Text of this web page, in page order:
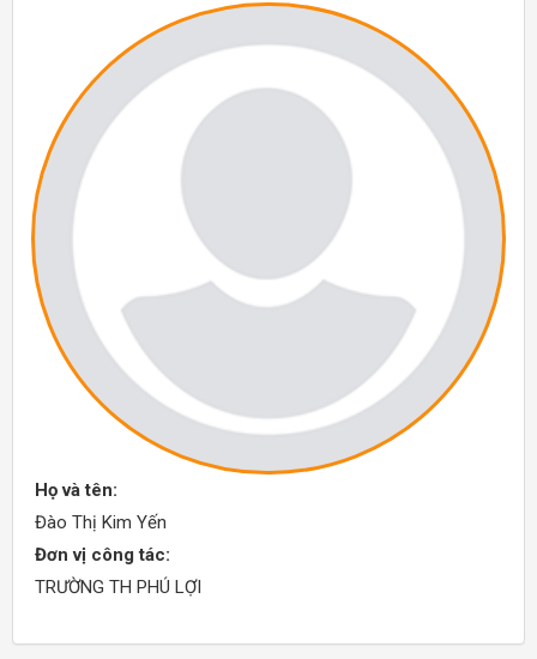
Họ và tên:
Đào Thị Kim Yến
Đơn vị công tác:
TRƯỜNG TH PHÚ LỢI